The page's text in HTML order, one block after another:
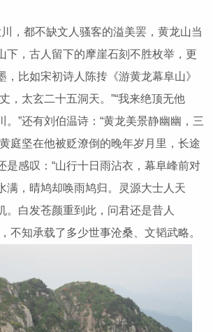
，都不缺文人骚客的溢美罢，黄龙山当
下，古人留下的摩崖石刻不胜枚举，更
，比如宋初诗人陈抟《游黄龙幕阜山》
，太玄二十五洞天。”“我来绝顶无他
。”还有刘伯温诗：“黄龙美景静幽幽，三
庭坚在他被贬潦倒的晚年岁月里，长途
是感叹：“山行十日雨沾衣，幕阜峰前对
满，晴鸠却唤雨鸠归。灵源大士人天
。白发苍颜重到此，问君还是昔人
不知承载了多少世事沧桑、文韬武略。